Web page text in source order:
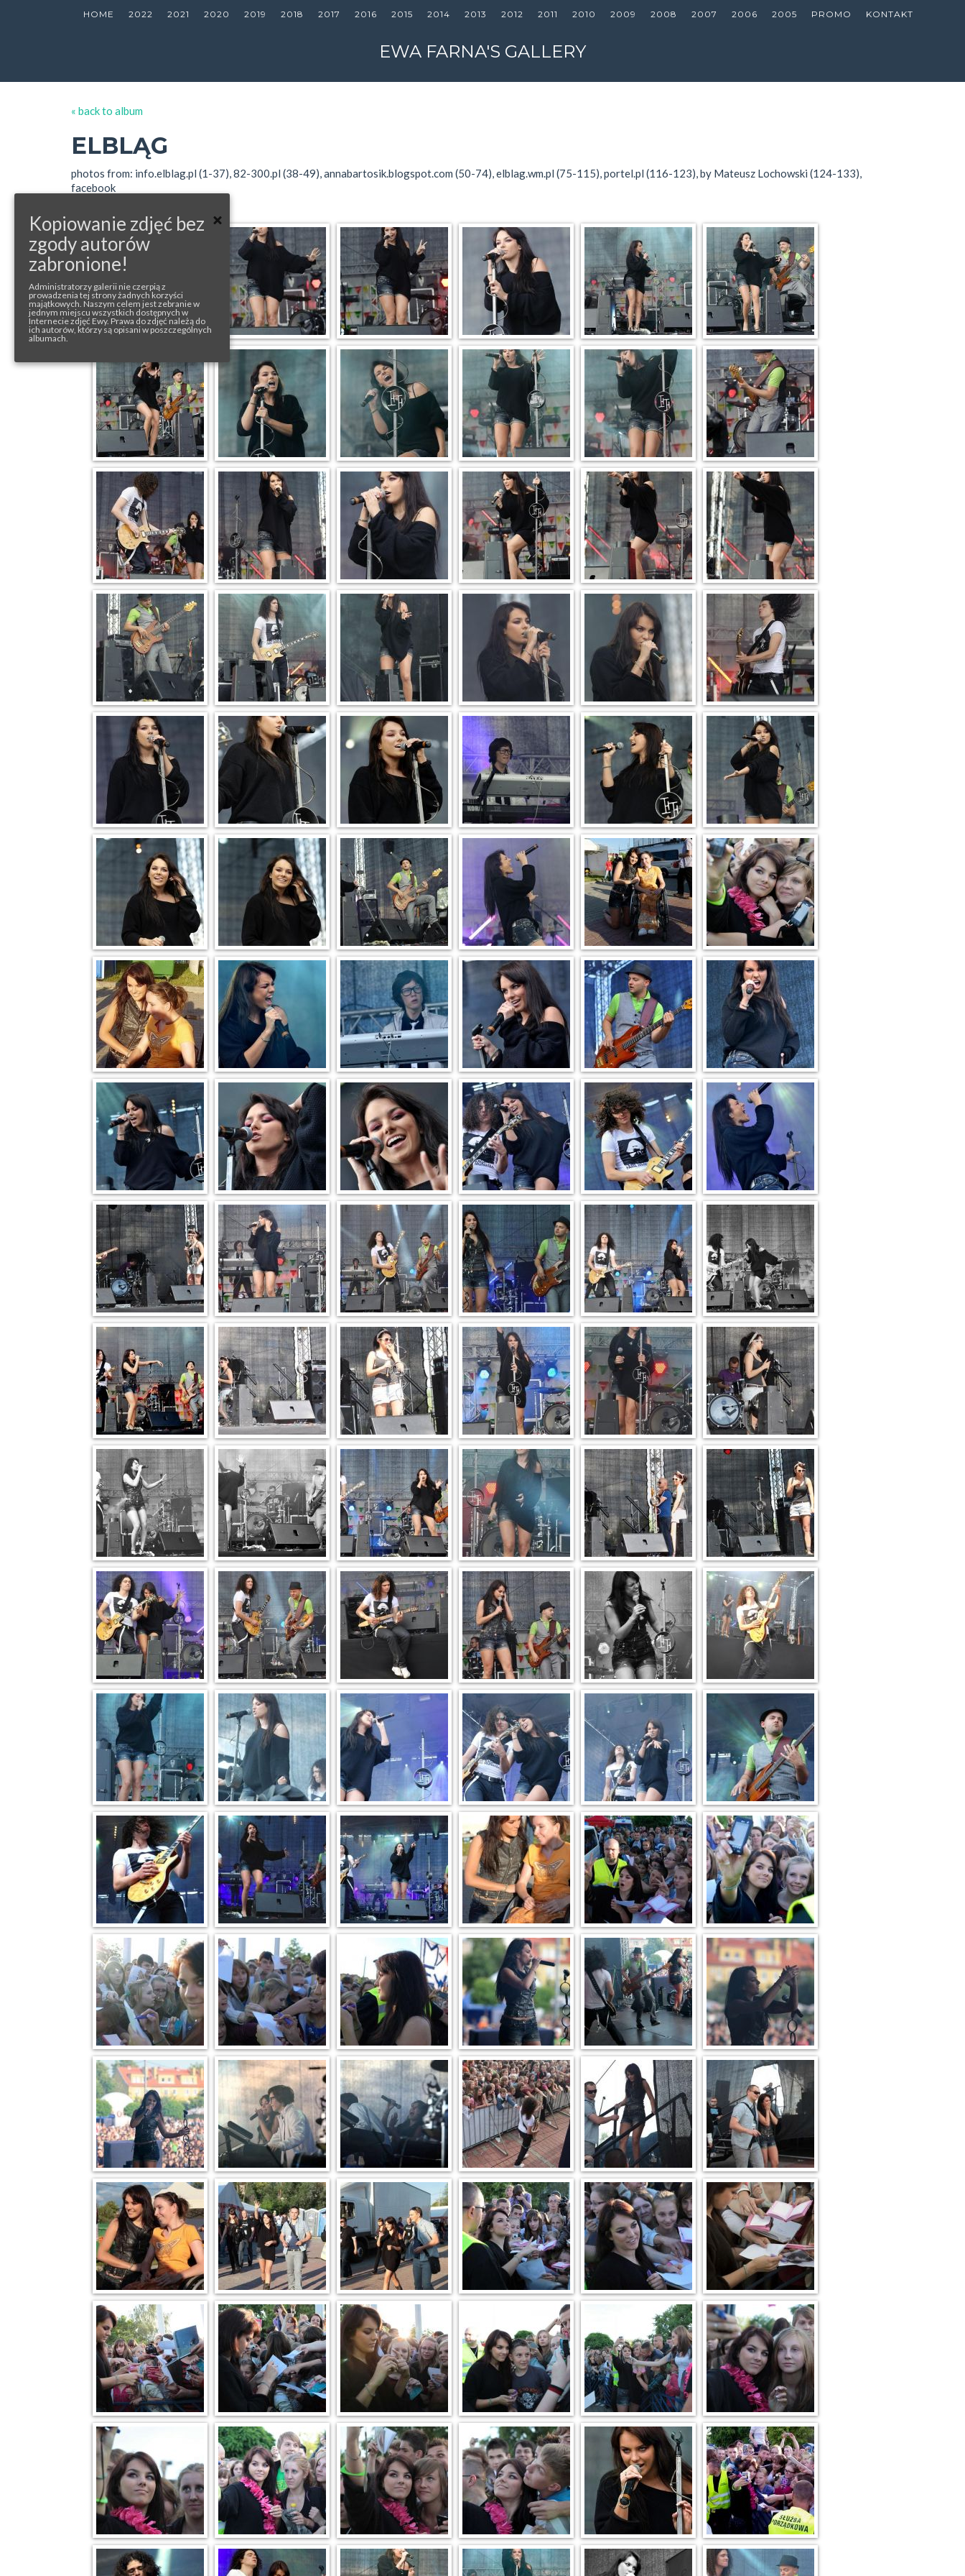
HOME 2022 2021 2020 2019 2018 2017 2016 2015 2014 2013 2012 2011 2010 2009 2008 2007 2006 2005 PROMO KONTAKT
EWA FARNA'S GALLERY
« back to album
ELBLĄG
photos from: info.elblag.pl (1-37), 82-300.pl (38-49), annabartosik.blogspot.com (50-74), elblag.wm.pl (75-115), portel.pl (116-123), by Mateusz Lochowski (124-133),
facebook
Kopiowanie zdjęć bez
zgody autorów
zabronione!
Administratorzy galerii nie czerpią z
prowadzenia tej strony żadnych korzyści
majątkowych. Naszym celem jest zebranie w
jednym miejscu wszystkich dostępnych w
Internecie zdjęć Ewy. Prawa do zdjęć należą do
ich autorów, którzy są opisani w poszczególnych
albumach.